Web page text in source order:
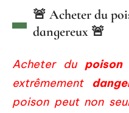
🚨 Acheter du
dangereux 🚨
Acheter du
extrêmement
poison peut non